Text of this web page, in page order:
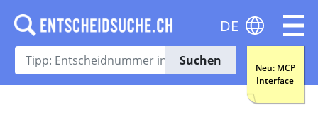
Suchen
Neu: MCP
Interface
DE